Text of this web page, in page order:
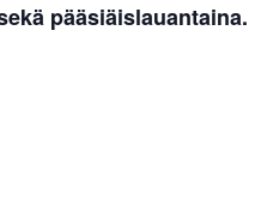
pääsiäislauantaina.